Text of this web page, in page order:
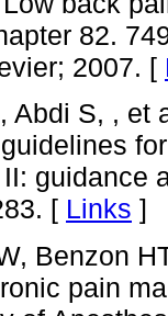
82.
2007. [
Abdi S, , et
guidance
[ Links ]
Benzon
pain